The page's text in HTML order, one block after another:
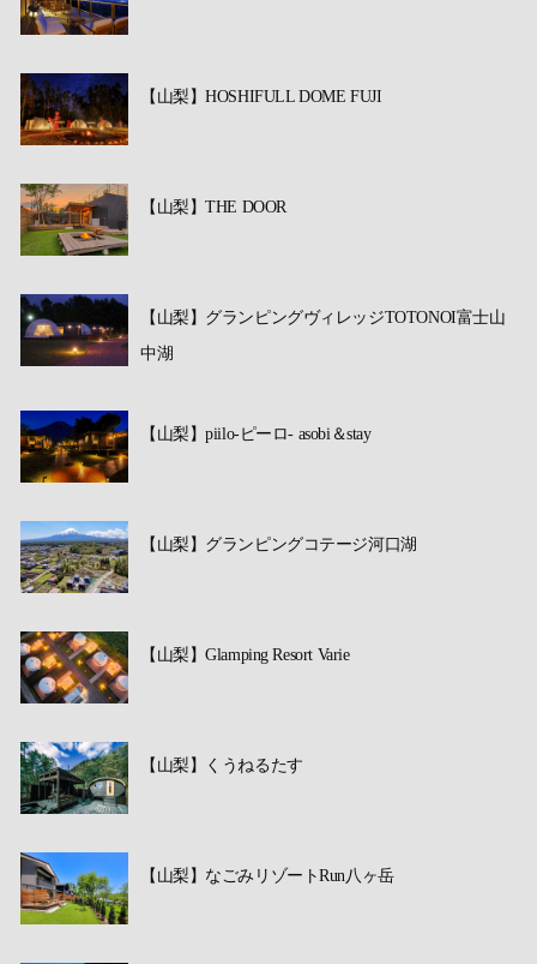
【山梨】HOSHIFULL DOME FUJI
【山梨】THE DOOR
【山梨】グランピングヴィレッジTOTONOI富士山
中湖
【山梨】piilo-ピーロ- asobi＆stay
【山梨】グランピングコテージ河口湖
【山梨】Glamping Resort Varie
【山梨】くうねるたす
【山梨】なごみリゾートRun八ヶ岳